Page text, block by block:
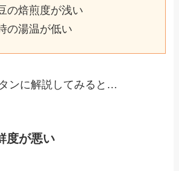
の焙煎度が浅い
の湯温が低い
ンに解説してみると…
度が悪い